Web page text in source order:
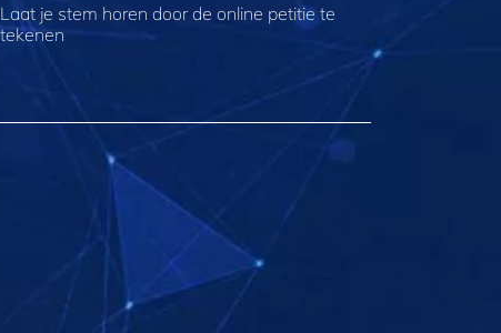
Laat je stem horen door de online petitie te
tekenen